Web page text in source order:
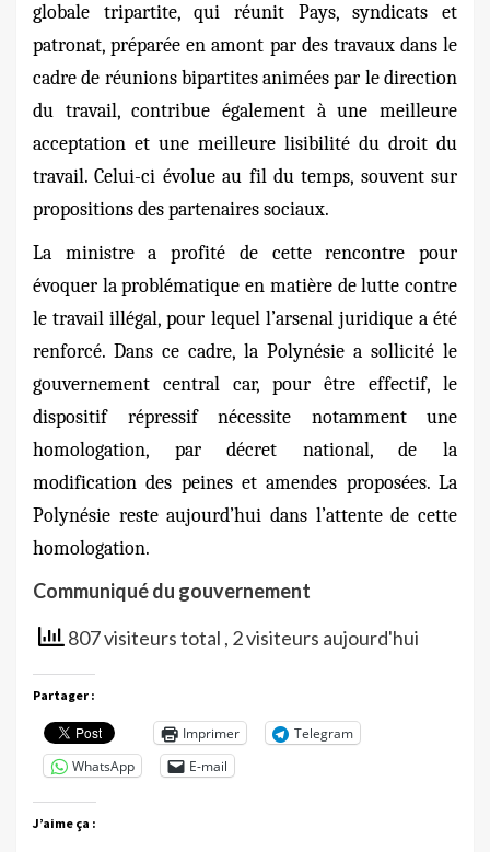
globale tripartite, qui réunit Pays, syndicats et
patronat, préparée en amont par des travaux dans le
cadre de réunions bipartites animées par le direction
du travail, contribue également à une meilleure
acceptation et une meilleure lisibilité du droit du
travail. Celui-ci évolue au fil du temps, souvent sur
propositions des partenaires sociaux.
La ministre a profité de cette rencontre pour
évoquer la problématique en matière de lutte contre
le travail illégal, pour lequel l’arsenal juridique a été
renforcé. Dans ce cadre, la Polynésie a sollicité le
gouvernement central car, pour être effectif, le
dispositif répressif nécessite notamment une
homologation, par décret national, de la
modification des peines et amendes proposées. La
Polynésie reste aujourd’hui dans l’attente de cette
homologation.
Communiqué du gouvernement
807 visiteurs total , 2 visiteurs aujourd'hui
Partager :
Imprimer
Telegram
WhatsApp
E-mail
J’aime ça :